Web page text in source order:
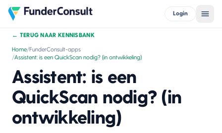
Login
← TERUG NAAR KENNISBANK
Home/FunderConsult-apps
/Assistent: is een QuickScan nodig? (in ontwikkeling)
Assistent: is een
QuickScan nodig? (in
ontwikkeling)